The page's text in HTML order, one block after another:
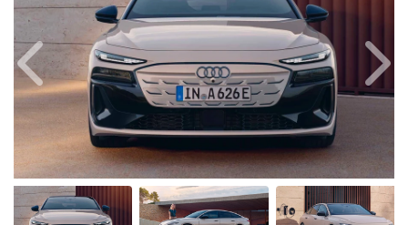
Anterior